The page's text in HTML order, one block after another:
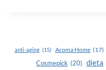
anti-aging (15) Aroma Home (17)
Cosmepick (20) dieta